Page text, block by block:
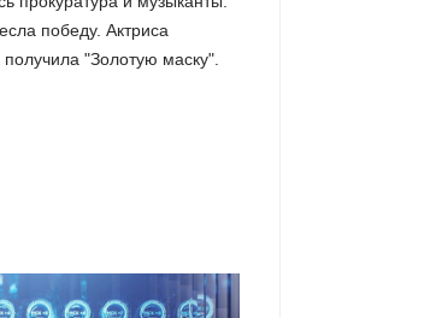
победу. Актриса
"Золотую маску".